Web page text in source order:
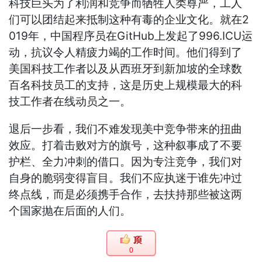
科技巨头为了利润和竞争而牺牲人类尊严，工人
们可以团结起来抵制这种有毒的企业文化。就在2
019年，中国程序员在GitHub上发起了996.ICU运
动，抗议令人精疲力竭的工作时间。他们得到了
美国科技工作者以及从西班牙到新加坡的全球数
百名科技员工的支持，这是历史上规模最大的科
技工作者在线动员之一。
退后一步看，我们不难发现美中竞争带来的扭曲
效应。打着击败对方的旗号，这种叙事成了不要
护栏、全力冲刺的借口。因为专注竞争，我们对
自身的脆弱变得盲目。我们不应执迷于谁先冲过
终点线，而是必须携手合作，去扶持那些被这两
个国家抛在后面的人们。
0